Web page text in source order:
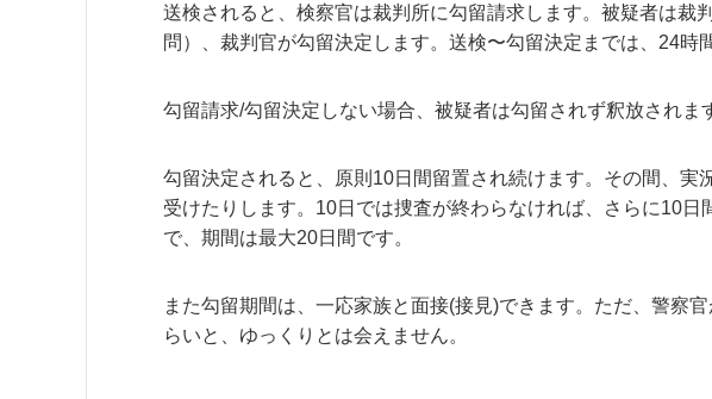
送検されると、検察官は裁判所に勾留請求します。被疑者は裁
問）、裁判官が勾留決定します。送検〜勾留決定までは、24時
勾留請求/勾留決定しない場合、被疑者は勾留されず釈放されま
勾留決定されると、原則10日間留置され続けます。その間、実
受けたりします。10日では捜査が終わらなければ、さらに10
で、期間は最大20日間です。
また勾留期間は、一応家族と面接(接見)できます。ただ、警察
らいと、ゆっくりとは会えません。